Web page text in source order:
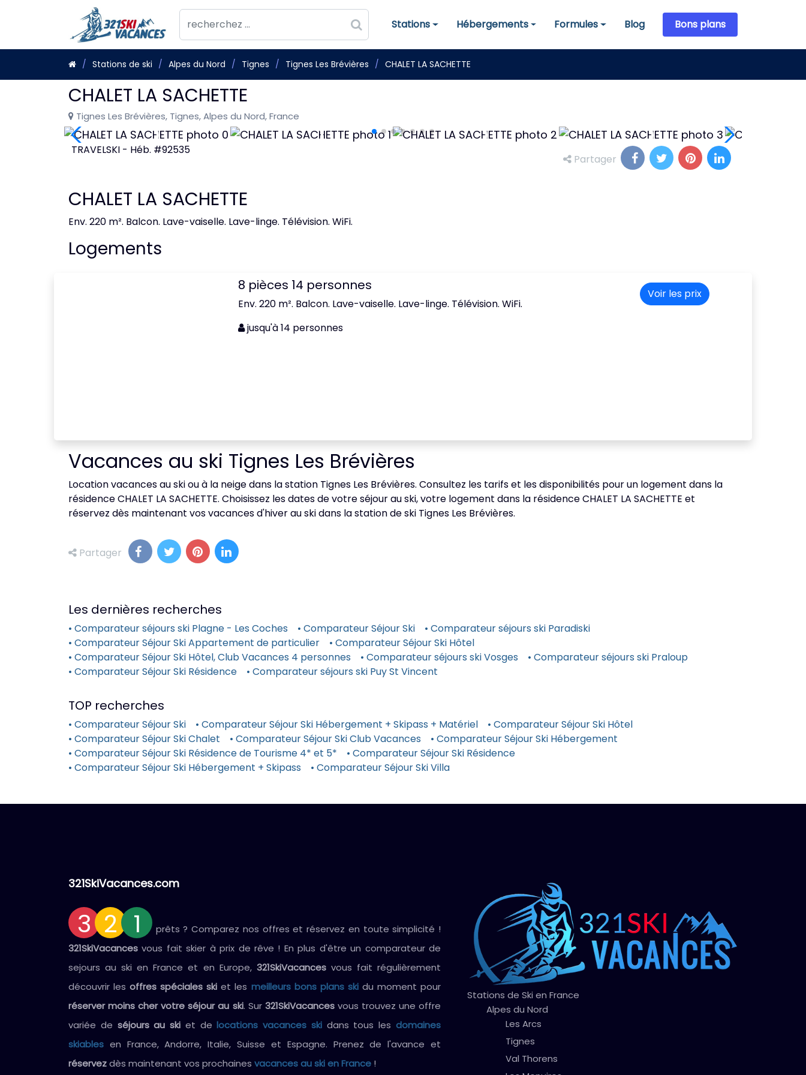
Stations
Stations de skiHébergements
Hébergements Formules
Formules Blog Bons plans
Stations de ski Alpes du Nord Tignes Tignes Les Brévières CHALET LA SACHETTE
CHALET LA SACHETTE
Tignes Les Brévières, Tignes, Alpes du Nord, France
TRAVELSKI - Héb. #92535
Partager
CHALET LA SACHETTE
Env. 220 m². Balcon. Lave-vaiselle. Lave-linge. Télévision. WiFi.
Logements
8 pièces 14 personnes
Env. 220 m². Balcon. Lave-vaiselle. Lave-linge. Télévision. WiFi.
jusqu'à 14 personnes
Voir les prix
Vacances au ski Tignes Les Brévières
Location vacances au ski ou à la neige dans la station Tignes Les Brévières. Consultez les tarifs et les disponibilités pour un logement dans la
résidence CHALET LA SACHETTE. Choisissez les dates de votre séjour au ski, votre logement dans la résidence CHALET LA SACHETTE et
réservez dès maintenant vos vacances d'hiver au ski dans la station de ski Tignes Les Brévières.
Partager
Les dernières recherches
• Comparateur séjours ski Plagne - Les Coches • Comparateur Séjour Ski
• Comparateur séjours ski Paradiski
• Comparateur Séjour Ski Appartement de particulier
• Comparateur Séjour Ski Hôtel
• Comparateur Séjour Ski Hôtel, Club Vacances 4 personnes
• Comparateur séjours ski Vosges
• Comparateur séjours ski Praloup
• Comparateur Séjour Ski Résidence
• Comparateur séjours ski Puy St Vincent
TOP recherches
• Comparateur Séjour Ski • Comparateur Séjour Ski Hébergement + Skipass + Matériel
• Comparateur Séjour Ski Hôtel
• Comparateur Séjour Ski Chalet
• Comparateur Séjour Ski Club Vacances
• Comparateur Séjour Ski Hébergement
• Comparateur Séjour Ski Résidence de Tourisme 4* et 5*
• Comparateur Séjour Ski Résidence
• Comparateur Séjour Ski Hébergement + Skipass
• Comparateur Séjour Ski Villa
321SkiVacances.com
3 2 1
prêts ? Comparez nos offres et réservez en toute simplicité !
321SkiVacances vous fait skier à prix de rêve ! En plus d'être un comparateur de
sejours au ski en France et en Europe, 321SkiVacancesvous fait régulièrement
découvrir lesoffres spéciales ski et les meilleurs bons plans skidu moment pour
réserver moins cher votre séjour au ski. Sur 321SkiVacancesvous trouvez une offre
variée de séjours au ski et delocations vacances skidans tous lesdomaines
skiables en France, Andorre, Italie, Suisse et Espagne. Prenez de l'avance et
réservezdès maintenant vos prochaines vacances au ski en France !
Stations de Ski en France
Alpes du Nord
Les Arcs
Tignes
Val Thorens